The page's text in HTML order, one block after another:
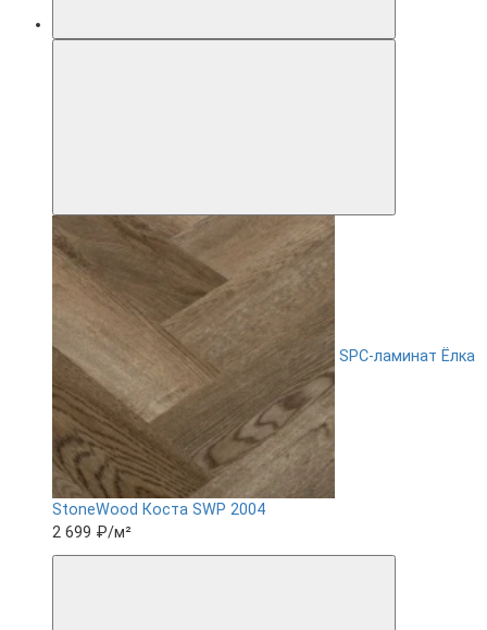
SPC-ламинат Ëлка
StoneWood Коста SWP 2004
2 699 ₽/м²